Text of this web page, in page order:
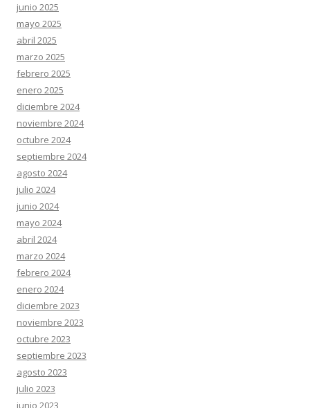
junio 2025
mayo 2025
abril 2025
marzo 2025
febrero 2025
enero 2025
diciembre 2024
noviembre 2024
octubre 2024
septiembre 2024
agosto 2024
julio 2024
junio 2024
mayo 2024
abril 2024
marzo 2024
febrero 2024
enero 2024
diciembre 2023
noviembre 2023
octubre 2023
septiembre 2023
agosto 2023
julio 2023
junio 2023